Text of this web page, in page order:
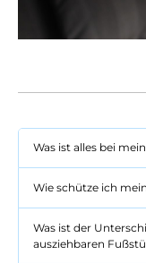
Was ist alles bei
Wie schütze ich
Was ist der
ausziehbaren